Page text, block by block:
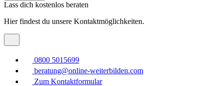
Lass dich kostenlos beraten
Hier findest du unsere Kontaktmöglichkeiten.
0800 5015699
beratung@online-weiterbilden.com
Zum Kontaktformular